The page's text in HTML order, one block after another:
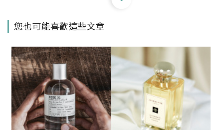
店進駐：滿滿怪奇事務所，有無酒精特調
《瑪莉官：時尚革命者》北美館化身搖曳
年代服飾店！120 件服飾、雜誌與配件訴
說「迷你裙之母」瑪莉官的傳奇故事
您也可能喜歡這些文章